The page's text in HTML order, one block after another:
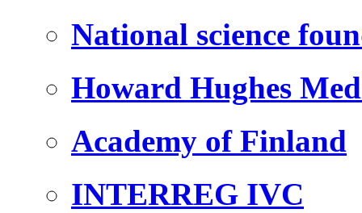
National science
Howard Hughes
Academy of Finland
INTERREG IVC